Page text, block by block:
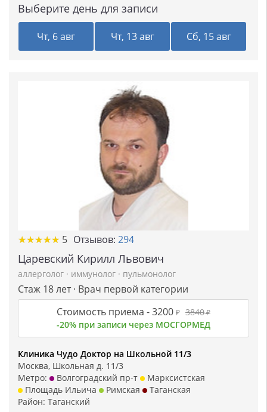
Выберите день для записи
Чт, 6 авг Чт, 13 авг Сб, 15 авг
★★★★★
★★★★★ 5 Отзывов: 294
Царевский Кирилл Львович
аллерголог · иммунолог · пульмонолог
Стаж 18 лет · Врач первой категории
Стоимость приема -3200 ₽ 3840₽
-20% при записи через МОСГОРМЕД
Клиника Чудо Доктор на Школьной 11/3
Москва, Школьная д. 11/3
Метро:
Волгоградский пр-т
Марксистская
Площадь Ильича
Римская
Таганская
Район: Таганский